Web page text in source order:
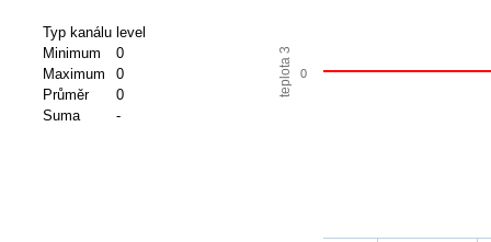
Typ kanálu level
Minimum
0
Maximum
0
Průměr
0
Suma
-
teplota 3 0